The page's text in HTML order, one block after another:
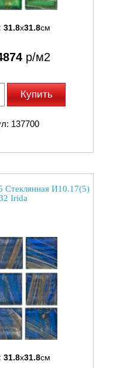
31.8x31.8см
р/м2
Купить
137700
Стеклянная И10.17(5)
Irida
31.8x31.8см